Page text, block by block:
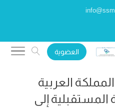
العضوية
العربية
المستقبلية إلى